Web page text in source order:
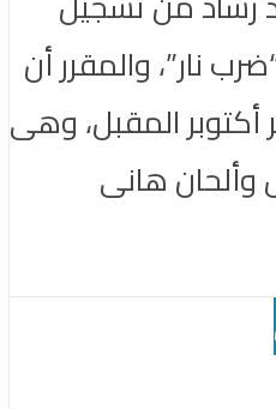
نار”، والمقرر أن
المقبل، وهى
هانى